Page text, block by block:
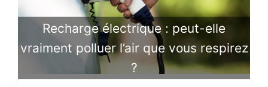
Recharge électrique : peut-elle
vraiment polluer l’air que vous respirez
?